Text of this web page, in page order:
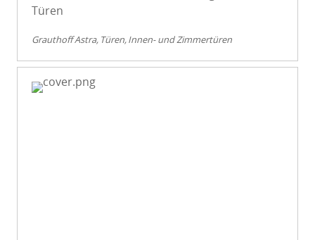
Türen
Grauthoff Astra Türen Innen- und Zimmertüren